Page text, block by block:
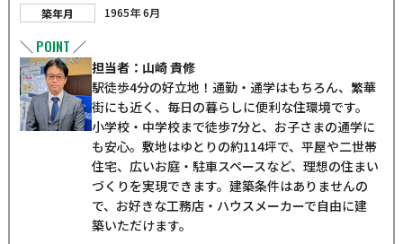
築年月
1965年 6月
＼ POINT ／
担当者：山崎 貴修
駅徒歩4分の好立地！通勤・通学はもちろん、繁華
街にも近く、毎日の暮らしに便利な住環境です。
小学校・中学校まで徒歩7分と、お子さまの通学に
も安心。敷地はゆとりの約114坪で、平屋や二世帯
住宅、広いお庭・駐車スペースなど、理想の住まい
づくりを実現できます。建築条件はありませんの
で、お好きな工務店・ハウスメーカーで自由に建
築いただけます。